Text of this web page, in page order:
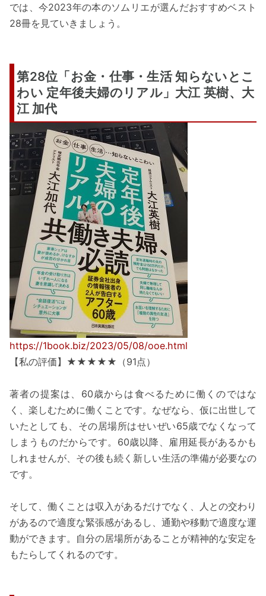
では、今2023年の本のソムリエが選んだおすすめベスト
28冊を見ていきましょう。
第28位「お金・仕事・生活 知らないとこ
わい 定年後夫婦のリアル」大江 英樹、大
江 加代
https://1book.biz/2023/05/08/ooe.html
【私の評価】★★★★★（91点）
著者の提案は、60歳からは食べるために働くのではな
く、楽しむために働くことです。なぜなら、仮に出世して
いたとしても、その居場所はせいぜい65歳でなくなって
しまうものだからです。60歳以降、雇用延長があるかも
しれませんが、その後も続く新しい生活の準備が必要なの
です。
そして、働くことは収入があるだけでなく、人との交わり
があるので適度な緊張感があるし、通勤や移動で適度な運
動ができます。自分の居場所があることが精神的な安定を
もたらしてくれるのです。